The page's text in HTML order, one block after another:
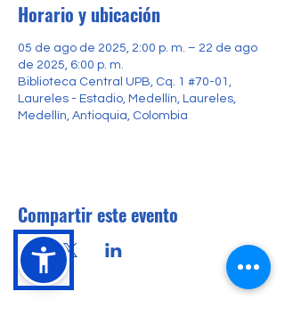
Horario y ubicación
05 de ago de 2025, 2:00 p. m. – 22 de ago
de 2025, 6:00 p. m.
Biblioteca Central UPB, Cq. 1 #70-01,
Laureles - Estadio, Medellín, Laureles,
Medellín, Antioquia, Colombia
Compartir este evento